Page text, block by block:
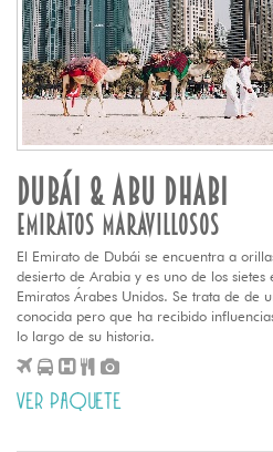
DUBÁI & ABU DHABI
EMIRATOS MARAVILLOSOS
El Emirato de Dubái se encuentra a
desierto de Arabia y es uno de los
Emiratos Árabes Unidos. Se trata de de
conocida pero que ha recibido
lo largo de su historia.
VER PAQUETE